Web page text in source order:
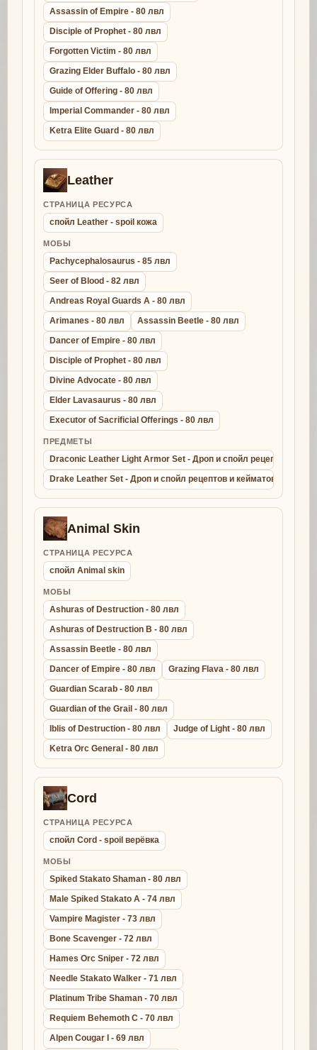
Assassin of Empire - 80 лвл
Disciple of Prophet - 80 лвл
Forgotten Victim - 80 лвл
Grazing Elder Buffalo - 80 лвл
Guide of Offering - 80 лвл
Imperial Commander - 80 лвл
Ketra Elite Guard - 80 лвл
Leather
СТРАНИЦА РЕСУРСА
спойл Leather - spoil кожа
МОБЫ
Pachycephalosaurus - 85 лвл
Seer of Blood - 82 лвл
Andreas Royal Guards A - 80 лвл
Arimanes - 80 лвл
Assassin Beetle - 80 лвл
Dancer of Empire - 80 лвл
Disciple of Prophet - 80 лвл
Divine Advocate - 80 лвл
Elder Lavasaurus - 80 лвл
Executor of Sacrificial Offerings - 80 лвл
ПРЕДМЕТЫ
Draconic Leather Light Armor Set - Дроп и спойл рецептов и
Drake Leather Set - Дроп и спойл рецептов и кейматов - крафт
Animal Skin
СТРАНИЦА РЕСУРСА
спойл Animal skin
МОБЫ
Ashuras of Destruction - 80 лвл
Ashuras of Destruction B - 80 лвл
Assassin Beetle - 80 лвл
Dancer of Empire - 80 лвл
Grazing Flava - 80 лвл
Guardian Scarab - 80 лвл
Guardian of the Grail - 80 лвл
Iblis of Destruction - 80 лвл
Judge of Light - 80 лвл
Ketra Orc General - 80 лвл
Cord
СТРАНИЦА РЕСУРСА
спойл Cord - spoil верёвка
МОБЫ
Spiked Stakato Shaman - 80 лвл
Male Spiked Stakato A - 74 лвл
Vampire Magister - 73 лвл
Bone Scavenger - 72 лвл
Hames Orc Sniper - 72 лвл
Needle Stakato Walker - 71 лвл
Platinum Tribe Shaman - 70 лвл
Requiem Behemoth C - 70 лвл
Alpen Cougar I - 69 лвл